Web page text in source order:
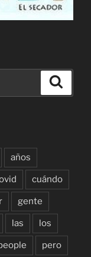
años
cuándo
gente
las los
pero